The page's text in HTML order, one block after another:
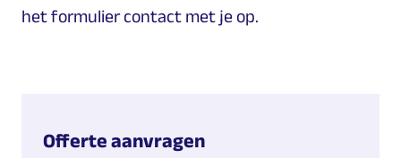
het formulier contact met je op.
Offerte aanvragen